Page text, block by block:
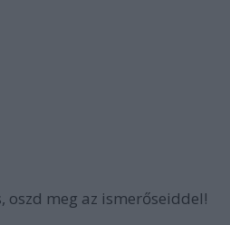
oszd meg az ismerőseiddel!